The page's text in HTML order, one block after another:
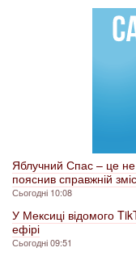
Яблучний Спас – це
пояснив справжній
Сьогодні 10:08
У Мексиці відомого
ефірі
Сьогодні 09:51